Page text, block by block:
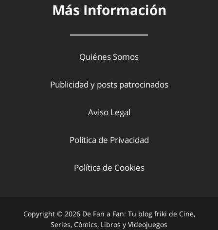
Más Información
Quiénes Somos
Publicidad y posts patrocinados
Aviso Legal
Política de Privacidad
Política de Cookies
Copyright © 2026 De Fan a Fan: Tu blog friki de Cine,
Series, Cómics, Libros y Videojuegos